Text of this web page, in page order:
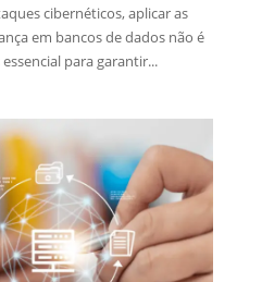
cibernéticos, aplicar as
em bancos de dados não é
para garantir...